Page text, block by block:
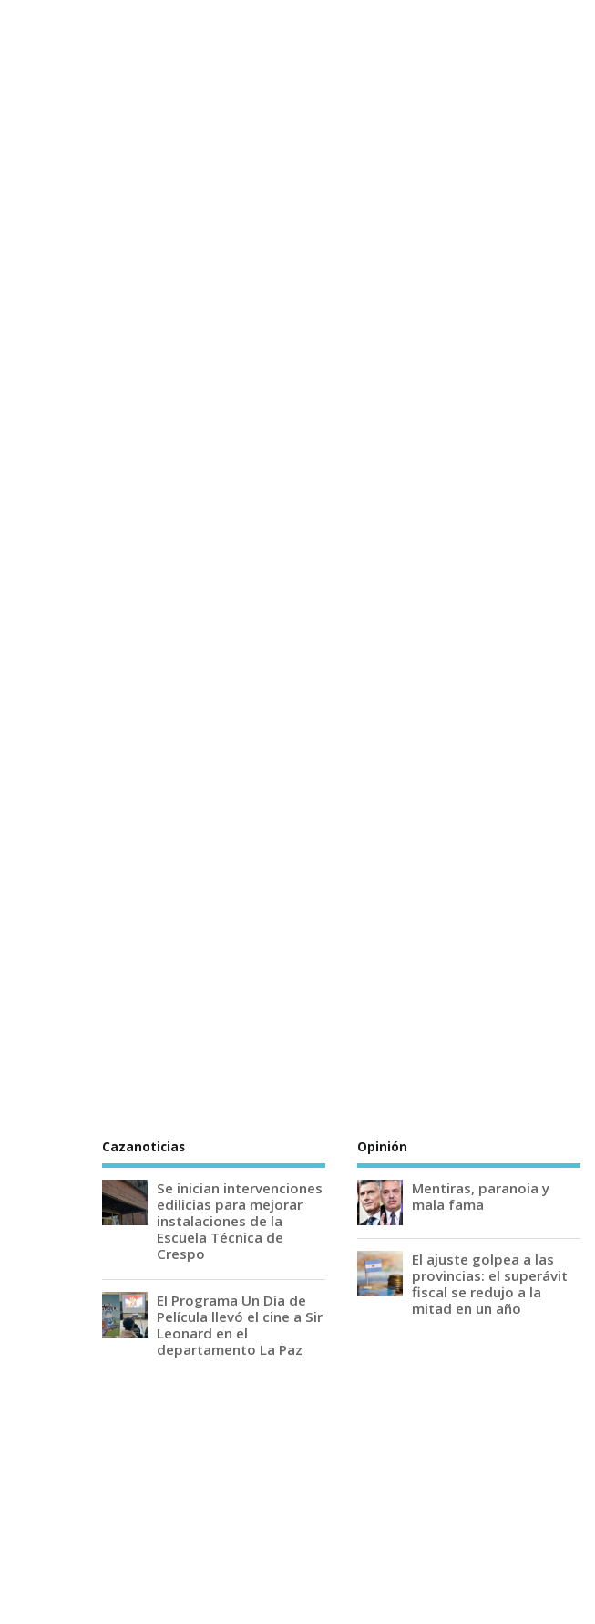
Cazanoticias
Se inician intervenciones
edilicias para mejorar
instalaciones de la
Escuela Técnica de
Crespo
El Programa Un Día de
Película llevó el cine a Sir
Leonard en el
departamento La Paz
Opinión
Mentiras, paranoia y
mala fama
El ajuste golpea a las
provincias: el superávit
fiscal se redujo a la
mitad en un año